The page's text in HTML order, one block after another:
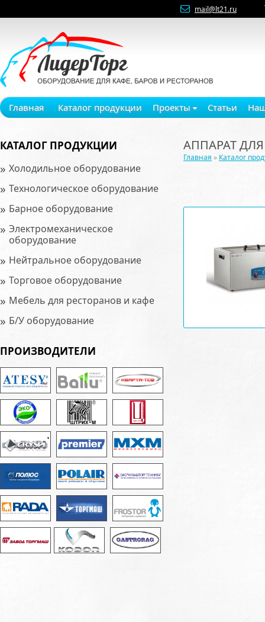
mail@lt21.ru
Главная Каталог продукции Проекты Статьи
КАТАЛОГ ПРОДУКЦИИ
» Холодильное оборудование
» Технологическое оборудование
» Барное оборудование
» Электромеханическое
оборудование
» Нейтральное оборудование
» Торговое оборудование
» Мебель для ресторанов и кафе
» Б/У оборудование
ПРОИЗВОДИТЕЛИ
АППАРАТ ДЛЯ
Главная » Каталог